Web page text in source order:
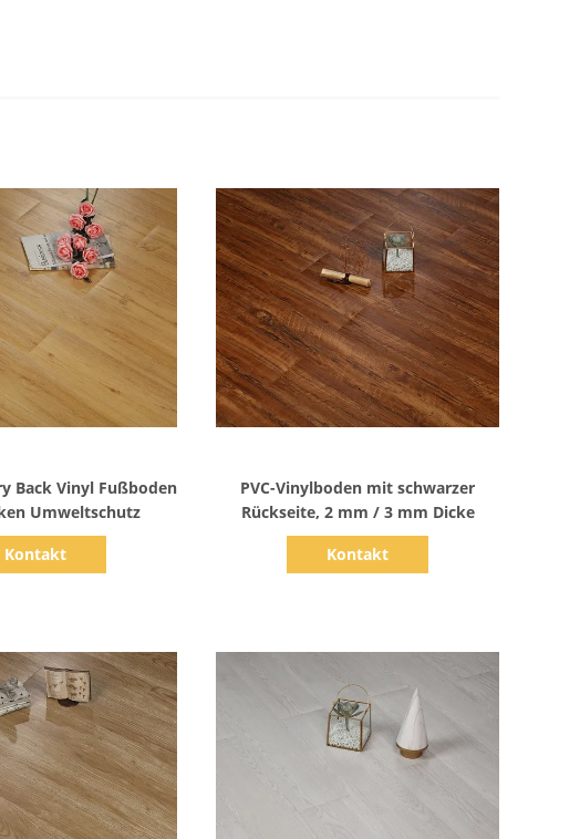
Back Vinyl Fußboden
Umweltschutz
Kontakt
PVC-Vinylboden mit schwarzer
Rückseite, 2 mm / 3 mm Dicke
Kontakt